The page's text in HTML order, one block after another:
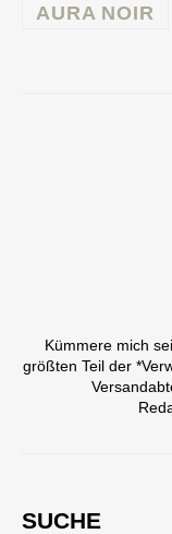
AURA NOIR
Kümmere mich
größten Teil der
SUCHE